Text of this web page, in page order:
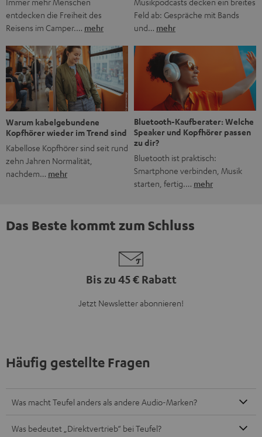
entdecken die Freiheit des
Reisens im Camper.… mehr
Feld ab: Gespräche mit Bands
und… mehr
Warum kabelgebundene
Kopfhörer wieder im Trend sind
Kabellose Kopfhörer sind seit rund
zehn Jahren Normalität,
nachdem… mehr
Bluetooth-Kaufberater: Welche
Speaker und Kopfhörer passen
zu dir?
Bluetooth ist praktisch:
Smartphone verbinden, Musik
starten, fertig.… mehr
Das Beste kommt zum Schluss
Bis zu 45 € Rabatt
Jetzt Newsletter abonnieren!
Häufig gestellte Fragen
Was macht Teufel anders als andere Audio-Marken?
Was bedeutet „Direktvertrieb“ bei Teufel?